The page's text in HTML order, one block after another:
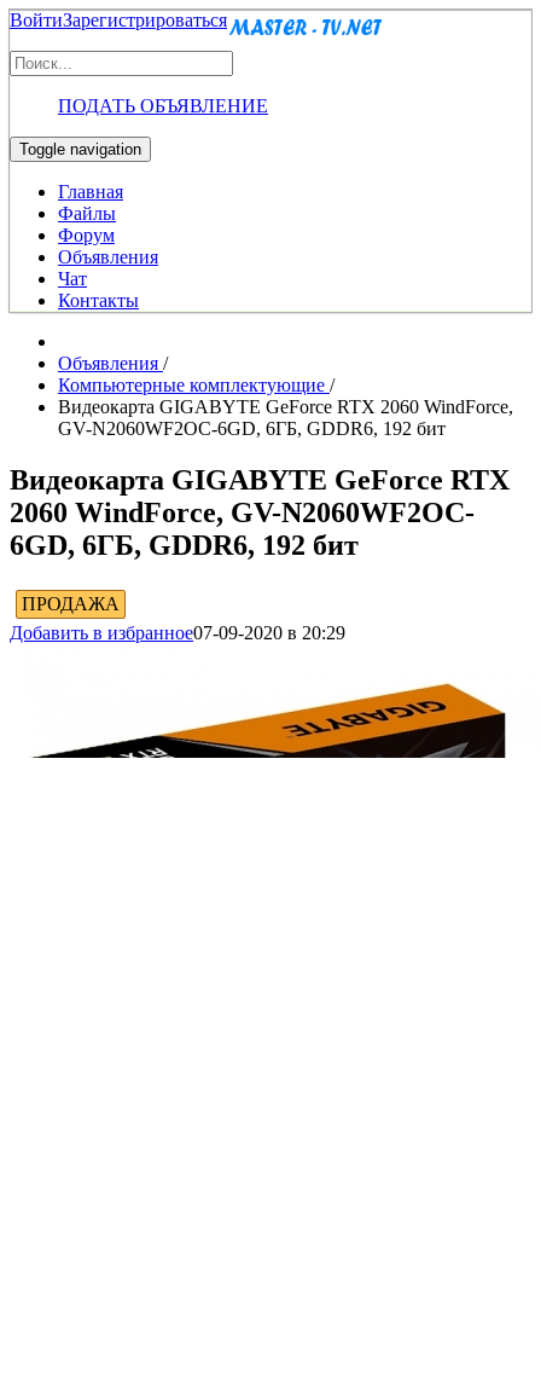
ВойтиЗарегистрироваться
ПОДАТЬ ОБЪЯВЛЕНИЕ
Toggle navigation
Главная
Файлы
Форум
Объявления
Чат
Контакты
Объявления /
Компьютерные комплектующие /
Видеокарта GIGABYTE GeForce RTX 2060 WindForce,
GV-N2060WF2OC-6GD, 6ГБ, GDDR6, 192 бит
Видеокарта GIGABYTE GeForce RTX
2060 WindForce, GV-N2060WF2OC-
6GD, 6ГБ, GDDR6, 192 бит
ПРОДАЖА
Добавить в избранное07-09-2020 в 20:29